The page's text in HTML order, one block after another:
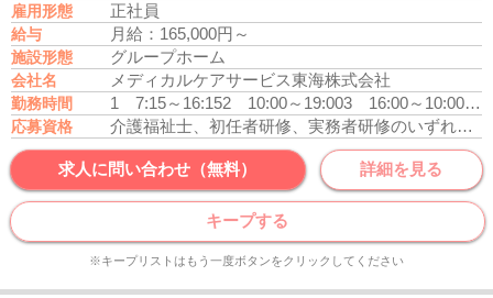
雇用形態 正社員
給与 月給：165,000円～
施設形態 グループホーム
会社名 メディカルケアサービス東海株式会社
勤務時間 1 7:15～16:152 10:00～19:003 16:00～10:00休
応募資格 介護福祉士、初任者研修、実務者研修のいずれかの資格をお持ちの方
求人に問い合わせ（無料） 詳細を見る
キープする
※キープリストはもう一度ボタンをクリックしてください